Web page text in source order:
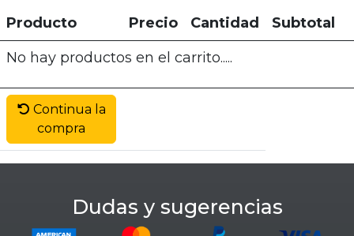
Producto Precio Cantidad
Subtotal
No hay productos en el carrito.....
Continua la
compra
Dudas y sugerencias